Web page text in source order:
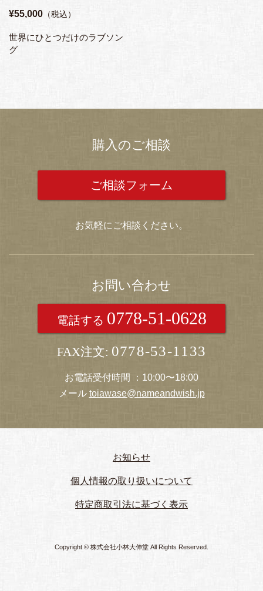
¥55,000 （税込）
世界にひとつだけのラブソン
グ
購入のご相談
ご相談フォーム
お気軽にご相談ください。
お問い合わせ
電話する 0778-51-0628
FAX注文: 0778-53-1133
お電話受付時間 ：10:00〜18:00
メール toiawase@nameandwish.jp
お知らせ
個人情報の取り扱いについて
特定商取引法に基づく表示
Copyright © 株式会社小林大伸堂 All Rights Reserved.